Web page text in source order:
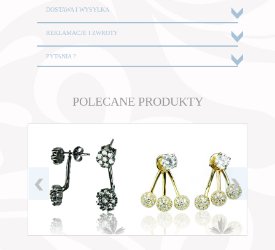
DOSTAWA I WYSYŁKA
REKLAMACJE I ZWROTY
PYTANIA ?
POLECANE PRODUKTY